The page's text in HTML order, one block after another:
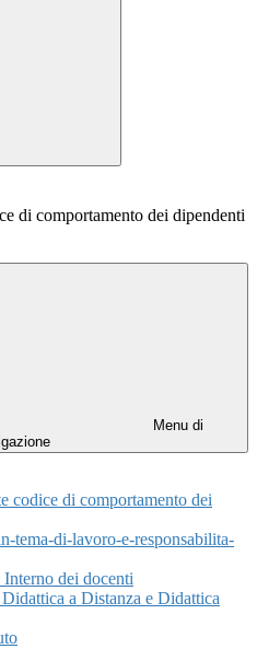
di comportamento dei dipendenti
Menu di
codice di comportamento dei
tema-di-lavoro-e-responsabilita-
dei docenti
a Distanza e Didattica